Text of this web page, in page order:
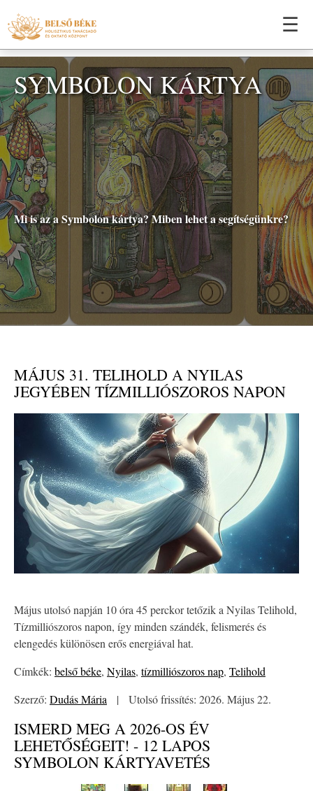
☰
SYMBOLON KÁRTYA
Mi is az a Symbolon kártya? Miben lehet a segítségünkre?
MÁJUS 31. TELIHOLD A NYILAS
JEGYÉBEN TÍZMILLIÓSZOROS NAPON
Május utolsó napján 10 óra 45 perckor tetőzik a Nyilas Telihold,
Tízmilliószoros napon, így minden szándék, felismerés és
elengedés különösen erős energiával hat.
Címkék: belső béke, Nyilas, tízmilliószoros nap, Telihold
Szerző: Dudás Mária | Utolsó frissítés: 2026. Május 22.
ISMERD MEG A 2026-OS ÉV
LEHETŐSÉGEIT! - 12 LAPOS
SYMBOLON KÁRTYAVETÉS